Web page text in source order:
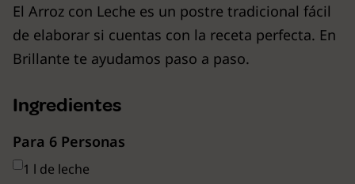
El Arroz con Leche es un postre tradicional fácil
de elaborar si cuentas con la receta perfecta. En
Brillante te ayudamos paso a paso.
Ingredientes
Para 6 Personas
1 l de leche